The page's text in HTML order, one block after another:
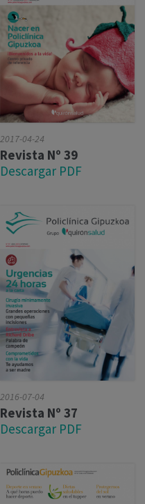
2017-04-24
Revista Nº 39
Descargar PDF
2016-07-04
Revista Nº 37
Descargar PDF